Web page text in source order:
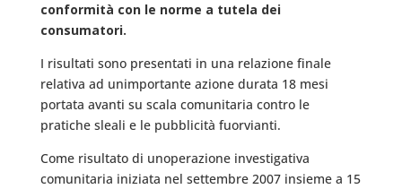
conformità con le norme a tutela dei
consumatori.
I risultati sono presentati in una relazione finale
relativa ad unimportante azione durata 18 mesi
portata avanti su scala comunitaria contro le
pratiche sleali e le pubblicità fuorvianti.
Come risultato di unoperazione investigativa
comunitaria iniziata nel settembre 2007 insieme a 15